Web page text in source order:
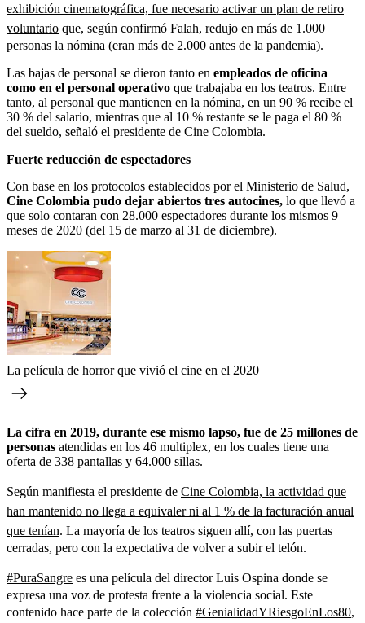
exhibición cinematográfica, fue necesario activar un plan de retiro
voluntario que, según confirmó Falah, redujo en más de 1.000
personas la nómina (eran más de 2.000 antes de la pandemia).
Las bajas de personal se dieron tanto en empleados de oficina
como en el personal operativo que trabajaba en los teatros. Entre
tanto, al personal que mantienen en la nómina, en un 90 % recibe el
30 % del salario, mientras que al 10 % restante se le paga el 80 %
del sueldo, señaló el presidente de Cine Colombia.
Fuerte reducción de espectadores
Con base en los protocolos establecidos por el Ministerio de Salud,
Cine Colombia pudo dejar abiertos tres autocines, lo que llevó a
que solo contaran con 28.000 espectadores durante los mismos 9
meses de 2020 (del 15 de marzo al 31 de diciembre).
La película de horror que vivió el cine en el 2020
La cifra en 2019, durante ese mismo lapso, fue de 25 millones de
personas atendidas en los 46 multiplex, en los cuales tiene una
oferta de 338 pantallas y 64.000 sillas.
Según manifiesta el presidente de Cine Colombia, la actividad que
han mantenido no llega a equivaler ni al 1 % de la facturación anual
que tenían. La mayoría de los teatros siguen allí, con las puertas
cerradas, pero con la expectativa de volver a subir el telón.
#PuraSangre es una película del director Luis Ospina donde se
expresa una voz de protesta frente a la violencia social. Este
contenido hace parte de la colección #GenialidadYRiesgoEnLos80,